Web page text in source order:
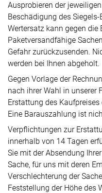
Ausprobieren der
Beschädigung des
Wertersatz kann gegen die
Paketversandfähige
Gefahr zurückzusenden.
werden bei Ihnen abgeholt.
Gegen Vorlage der
nach ihrer Wahl in unserer
Erstattung des
Eine Barauszahlung ist
Verpflichtungen zur
innerhalb von 14 Tagen
Sie mit der Absendung
Sache, für uns mit deren
Verschlechterung der
Feststellung der Höhe des